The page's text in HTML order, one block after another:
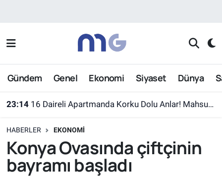
Gündem Genel Ekonomi Siyaset Dünya
23:14 16 Daireli Apartmanda Korku Dolu Anlar! Mahsur Kalanlar Kurtarıldı
HABERLER EKONOMI
Konya Ovasında çiftçinin
bayramı başladı
Nöbetçi Eczaneler
Hava Durumu
Süper Lig Puan Durumu ve Fikstür
Tüm Manşetler